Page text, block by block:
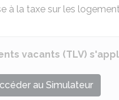
à la taxe sur les
vacants (TLV)
au Simulateur